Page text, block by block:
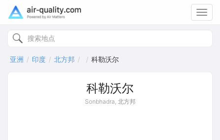
亚洲 印度 北方邦 科勒沃尔
科勒沃尔
Sonbhadra, 北方邦